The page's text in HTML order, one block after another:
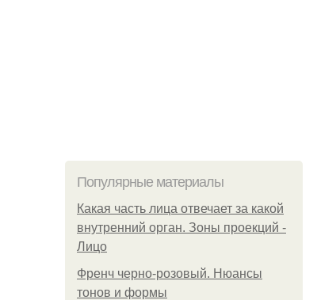
Популярные материалы
Какая часть лица отвечает за какой
внутренний орган. Зоны проекций -
Лицо
Френч черно-розовый. Нюансы
тонов и формы